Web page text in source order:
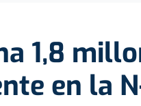
1,8
en la